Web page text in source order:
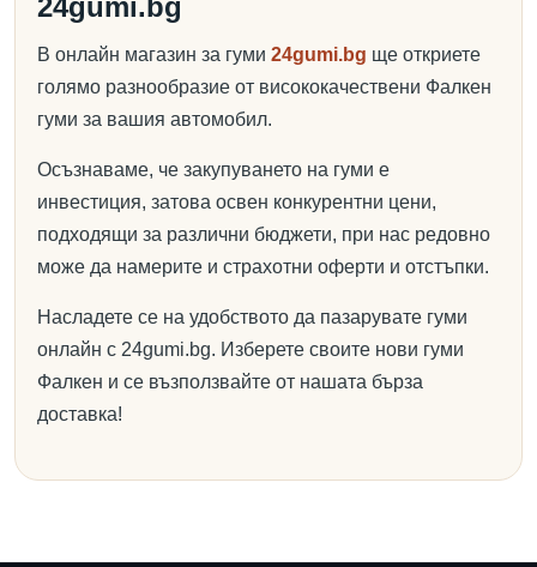
24gumi.bg
В онлайн магазин за гуми 24gumi.bg ще откриете
голямо разнообразие от висококачествени Фалкен
гуми за вашия автомобил.
Осъзнаваме, че закупуването на гуми е
инвестиция, затова освен конкурентни цени,
подходящи за различни бюджети, при нас редовно
може да намерите и страхотни оферти и отстъпки.
Насладете се на удобството да пазарувате гуми
онлайн с 24gumi.bg. Изберете своите нови гуми
Фалкен и се възползвайте от нашата бърза
доставка!